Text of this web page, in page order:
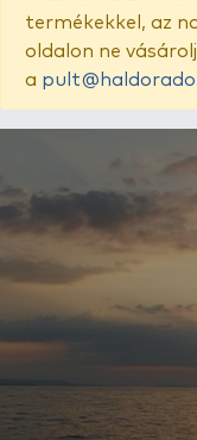
termékekkel, az
oldalon ne
a